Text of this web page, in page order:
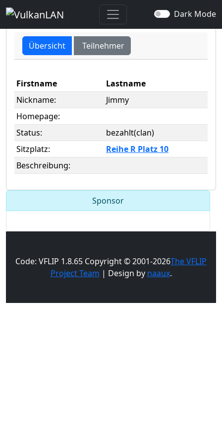
Dark Mode
user -> Jimmy
Übersicht Teilnehmer
Firstname
Lastname
Nickname:
Jimmy
Homepage:
Status:
bezahlt(clan)
Sitzplatz:
Reihe R Platz 10
Beschreibung:
Sponsor
Code: VFLIP 1.8.65 Copyright © 2001-2026The VFLIP
Project Team | Design by naaux.